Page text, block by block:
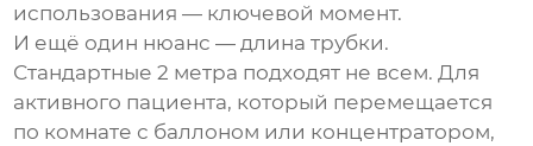
использования — ключевой момент.
И ещё один нюанс — длина трубки.
Стандартные 2 метра подходят не всем. Для
активного пациента, который перемещается
по комнате с баллоном или концентратором,